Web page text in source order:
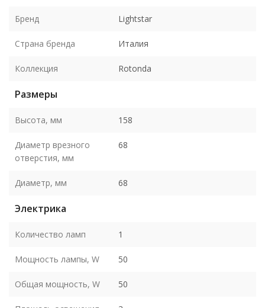
Бренд Lightstar
Страна бренда Италия
Коллекция Rotonda
Размеры
Высота, мм 158
Диаметр врезного
отверстия, мм
68
Диаметр, мм 68
Электрика
Количество ламп 1
Мощность лампы, W 50
Общая мощность, W 50